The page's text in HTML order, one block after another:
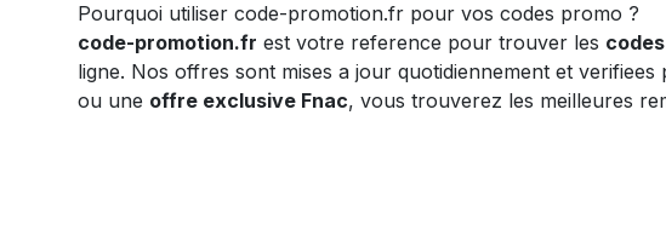
Pourquoi utiliser code-promotion.fr pour vos codes promo ?
code-promotion.fr est votre reference pour trouver les
ligne. Nos offres sont mises a jour quotidiennement et
ou une offre exclusive Fnac, vous trouverez les meilleures